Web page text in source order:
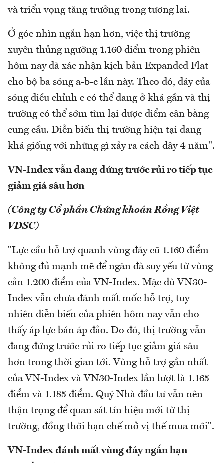
và triển vọng tăng trưởng trong tương lai.
Ở góc nhìn ngắn hạn hơn, việc thị trường
xuyên thủng ngưỡng 1.160 điểm trong phiên
hôm nay đã xác nhận kịch bản Expanded Flat
cho bộ ba sóng a-b-c lần này. Theo đó, đáy của
sóng điều chỉnh c có thể đang ở khá gần và thị
trường có thể sớm tìm lại được điểm cân bằng
cung cầu. Diễn biến thị trường hiện tại đang
khá giống với những gì xảy ra cách đây 4 năm".
VN-Index vẫn đang đứng trước rủi ro tiếp tục
giảm giá sâu hơn
(Công ty Cổ phần Chứng khoán Rồng Việt –
VDSC)
"Lực cầu hỗ trợ quanh vùng đáy cũ 1.160 điểm
không đủ mạnh mẽ để ngăn đà suy yếu từ vùng
cản 1.200 điểm của VN-Index. Mặc dù VN30-
Index vẫn chưa đánh mất mốc hỗ trợ, tuy
nhiên diễn biến của phiên hôm nay vẫn cho
thấy áp lực bán áp đảo. Do đó, thị trường vẫn
đang đứng trước rủi ro tiếp tục giảm giá sâu
hơn trong thời gian tới. Vùng hỗ trợ gần nhất
của VN-Index và VN30-Index lần lượt là 1.165
điểm và 1.185 điểm. Quý Nhà đầu tư vẫn nên
thận trọng để quan sát tín hiệu mới từ thị
trường, đồng thời hạn chế mở vị thế mua mới".
VN-Index đánh mất vùng đáy ngắn hạn